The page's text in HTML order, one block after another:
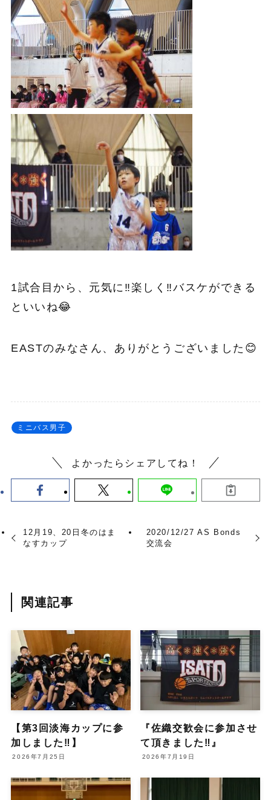
1試合目から、元気に‼︎楽しく‼︎バスケができる
といいね😂
EASTのみなさん、ありがとうございました 😊
ミニバス男子
よかったらシェアしてね！
12月19、20日冬のはま
なすカップ
2020/12/27 AS Bonds
交流会
関連記事
【第3回淡海カップに参
加しました‼︎】
2026年7月25日
『佐織交歓会に参加させ
て頂きました‼︎』
2026年7月19日